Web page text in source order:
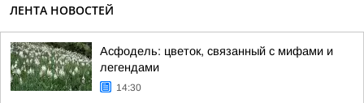
ЛЕНТА НОВОСТЕЙ
Асфодель: цветок, связанный с мифами и
легендами
14:30